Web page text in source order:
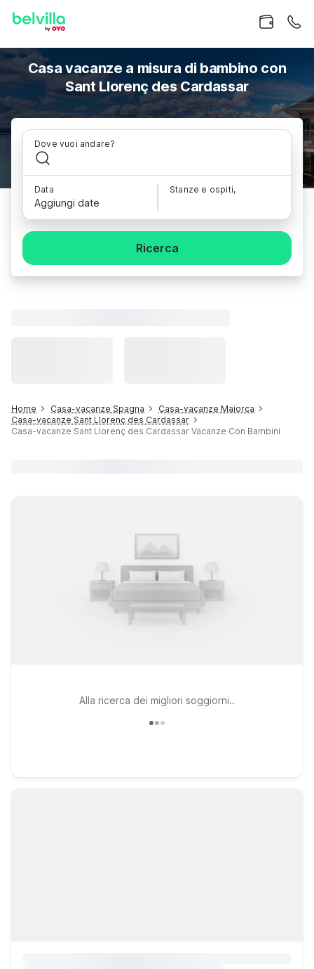
Casa vacanze a misura di bambino con
Sant Llorenç des Cardassar
Dove vuoi andare?
Data
Aggiungi date
Stanze e ospiti,
Ricerca
Home Casa-vacanze Spagna
Casa-vacanze Maiorca
Casa-vacanze Sant Llorenç des Cardassar
Casa-vacanze Sant Llorenç des Cardassar Vacanze Con Bambini
Alla ricerca dei migliori soggiorni..